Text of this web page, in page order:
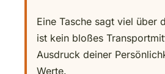
Eine Tasche sagt viel über
ist kein bloßes
Ausdruck deiner
Werte.